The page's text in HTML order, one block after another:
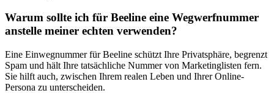
Warum sollte ich für Beeline eine Wegwerfnummer
anstelle meiner echten verwenden?
Eine Einwegnummer für Beeline schützt Ihre Privatsphäre, begrenzt
Spam und hält Ihre tatsächliche Nummer von Marketinglisten fern.
Sie hilft auch, zwischen Ihrem realen Leben und Ihrer Online-
Persona zu unterscheiden.